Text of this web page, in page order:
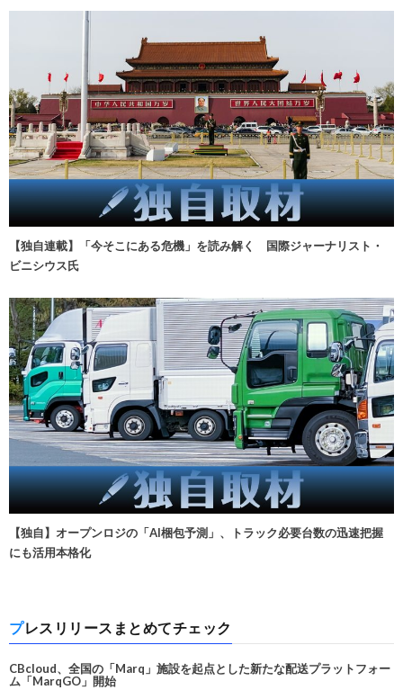
【独自連載】「今そこにある危機」を読み解く 国際ジャーナリスト・
ビニシウス氏
【独自】オープンロジの「AI梱包予測」、トラック必要台数の迅速把握
にも活用本格化
プレスリリースまとめてチェック
CBcloud、全国の「Marq」施設を起点とした新たな配送プラットフォー
ム「MarqGO」開始